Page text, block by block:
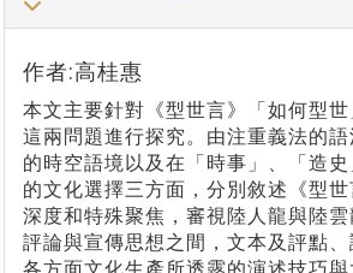
作者:高桂惠
本文主要針對《型世言》「如何型世
這兩問題進行探究。由注重義法的
的時空語境以及在「時事」、「造
的文化選擇三方面，分別敘述《型
深度和特殊聚焦，審視陸人龍與陸雲
評論與宣傳思想之間，文本及評點
各方面文化生產所透露的演述技巧